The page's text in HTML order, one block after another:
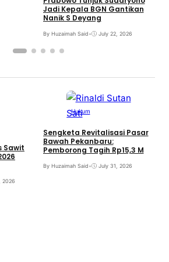
Jadi Kepala BGN Gantikan
Nanik S Deyang
By Huzaimah Said• July 22, 2026
Sawit
2026
Hukum
Sengketa Revitalisasi Pasar
Bawah Pekanbaru:
Pemborong Tagih Rp15,3 M
By Huzaimah Said• July 31, 2026